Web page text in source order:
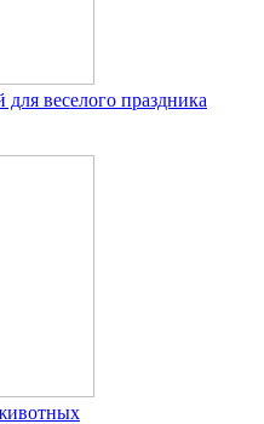
веселого праздника